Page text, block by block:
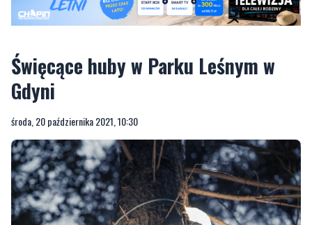
Święcące huby w Parku Leśnym w
środa, 20 października 2021, 10:30